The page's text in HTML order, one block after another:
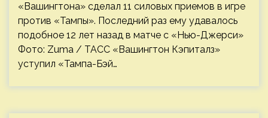
«Вашингтона» сделал 11 силовых приемов в игре
против «Тампы». Последний раз ему удавалось
подобное 12 лет назад в матче с «Нью-Джерси»
Фото: Zuma / ТАСС «Вашингтон Кэпиталз»
уступил «Тампа-Бэй…